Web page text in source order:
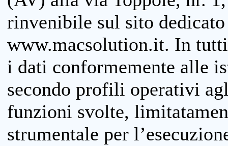
rinvenibile sul sito
www.macsolution.it. In
i dati conformemente alle
secondo profili operativi
funzioni svolte,
strumentale per